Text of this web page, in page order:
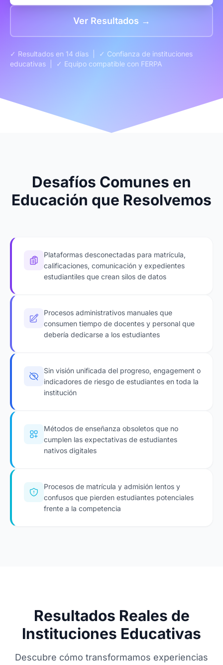
Ver Resultados →
✓ Resultados en 14 días | ✓ Confianza de instituciones
educativas | ✓ Equipo compatible con FERPA
Desafíos Comunes en
Educación que Resolvemos
Plataformas desconectadas para matrícula,
calificaciones, comunicación y expedientes
estudiantiles que crean silos de datos
Procesos administrativos manuales que
consumen tiempo de docentes y personal que
debería dedicarse a los estudiantes
Sin visión unificada del progreso, engagement o
indicadores de riesgo de estudiantes en toda la
institución
Métodos de enseñanza obsoletos que no
cumplen las expectativas de estudiantes
nativos digitales
Procesos de matrícula y admisión lentos y
confusos que pierden estudiantes potenciales
frente a la competencia
Resultados Reales de
Instituciones Educativas
Descubre cómo transformamos experiencias